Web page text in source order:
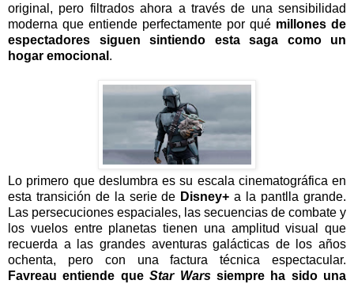
original, pero filtrados ahora a través de una sensibilidad
moderna que entiende perfectamente por qué millones de
espectadores siguen sintiendo esta saga como un
hogar emocional .
Lo primero que deslumbra es su escala cinematográfica en
esta transición de la serie de Disney+ a la pantlla grande.
Las persecuciones espaciales, las secuencias de combate y
los vuelos entre planetas tienen una amplitud visual que
recuerda a las grandes aventuras galácticas de los años
ochenta, pero con una factura técnica espectacular.
Favreau entiende queStar Warssiempre ha sido una